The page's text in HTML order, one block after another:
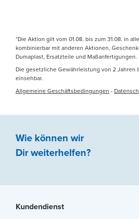
*Die Aktion gilt vom 01.08. bis zum 31.08. in
kombinierbar mit anderen Aktionen,
Dumaplast, Ersatzteile und Maßanfertigungen.
Die gesetzliche Gewährleistung von 2
einsehbar.
Allgemeine Geschäftsbedingungen -
Wie können wir
Dir weiterhelfen?
Kundendienst